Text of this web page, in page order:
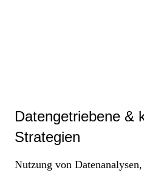
Datengetriebene &
Strategien
Nutzung von